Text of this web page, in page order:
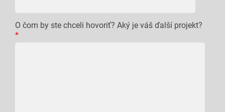
O čom by ste chceli hovoriť? Aký je váš ďalší projekt?
*